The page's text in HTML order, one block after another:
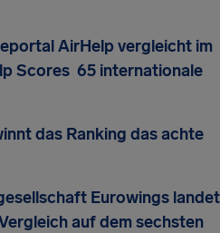
AirHelp vergleicht im
Scores 65 internationale
das Ranking das achte
Eurowings landet
auf dem sechsten